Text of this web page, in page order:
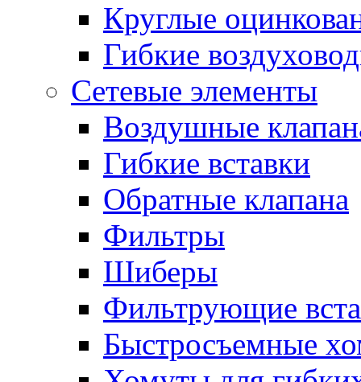
Круглые
Гибкие
Сетевые элементы
Воздушные
Гибкие вставки
Обратные клапана
Фильтры
Шиберы
Фильтрующие
Быстросъемные